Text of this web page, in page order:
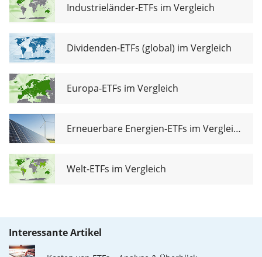
Industrieländer-ETFs im Vergleich
Dividenden-ETFs (global) im Vergleich
Europa-ETFs im Vergleich
Erneuerbare Energien-ETFs im Vergleich
Welt-ETFs im Vergleich
Interessante Artikel